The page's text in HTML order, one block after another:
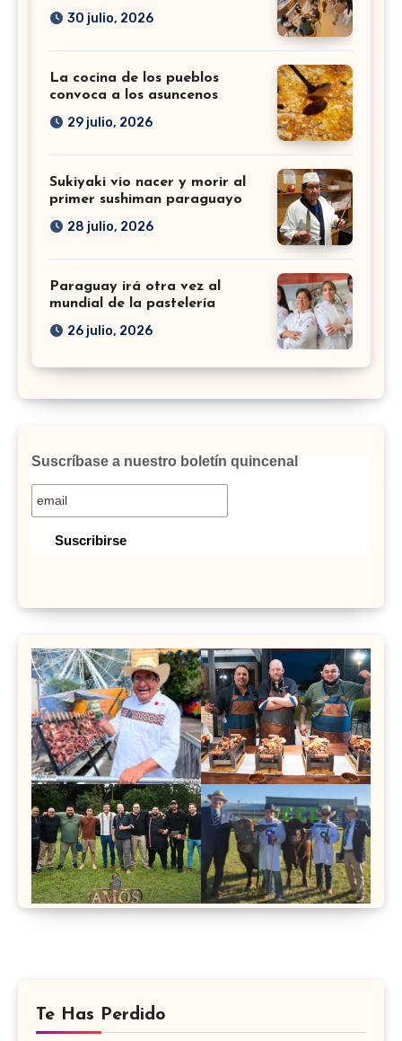
30 julio, 2026
La cocina de los pueblos
convoca a los asuncenos
29 julio, 2026
Sukiyaki vio nacer y morir al
primer sushiman paraguayo
28 julio, 2026
Paraguay irá otra vez al
mundial de la pastelería
26 julio, 2026
Suscríbase a nuestro boletín quincenal
Te Has Perdido